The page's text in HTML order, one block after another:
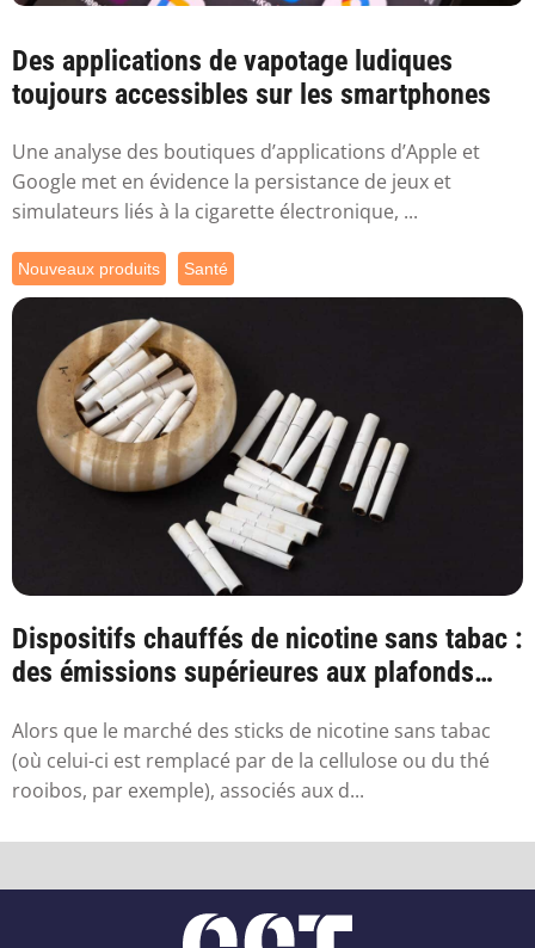
Des applications de vapotage ludiques
toujours accessibles sur les smartphones
Une analyse des boutiques d’applications d’Apple et
Google met en évidence la persistance de jeux et
simulateurs liés à la cigarette électronique, ...
Nouveaux produits Santé
Dispositifs chauffés de nicotine sans tabac :
des émissions supérieures aux plafonds
Alors que le marché des sticks de nicotine sans tabac
(où celui-ci est remplacé par de la cellulose ou du thé
rooibos, par exemple), associés aux d...